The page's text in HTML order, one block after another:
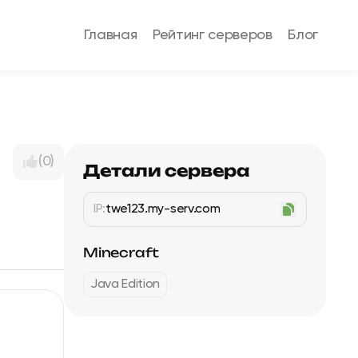
Главная Рейтинг серверов Блог
(0) Детали сервера
IP:twe123.my-serv.com
Minecraft
Java Edition